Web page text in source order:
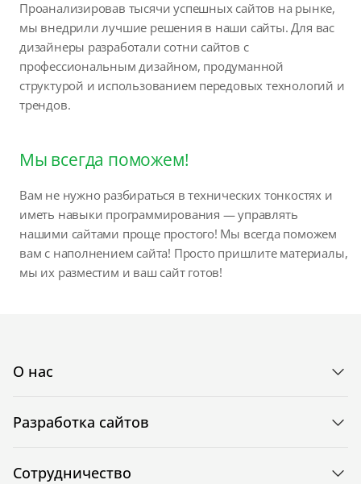
Проанализировав тысячи успешных сайтов на рынке,
мы внедрили лучшие решения в наши сайты. Для вас
дизайнеры разработали сотни сайтов с
профессиональным дизайном, продуманной
структурой и использованием передовых технологий и
трендов.
Мы всегда поможем!
Вам не нужно разбираться в технических тонкостях и
иметь навыки программирования — управлять
нашими сайтами проще простого! Мы всегда поможем
вам с наполнением сайта! Просто пришлите материалы,
мы их разместим и ваш сайт готов!
О нас
Разработка сайтов
Сотрудничество